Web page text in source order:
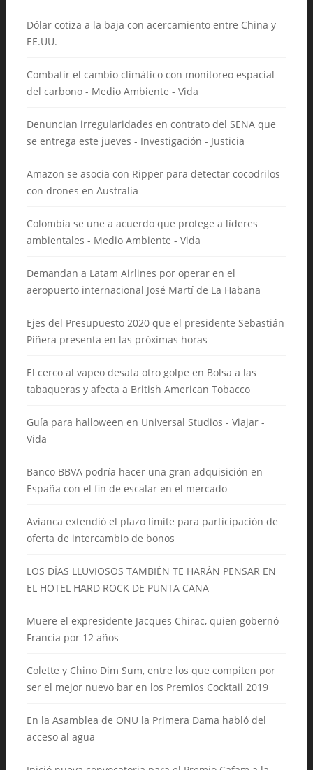
Dólar cotiza a la baja con acercamiento entre China y
EE.UU.
Combatir el cambio climático con monitoreo espacial
del carbono - Medio Ambiente - Vida
Denuncian irregularidades en contrato del SENA que
se entrega este jueves - Investigación - Justicia
Amazon se asocia con Ripper para detectar cocodrilos
con drones en Australia
Colombia se une a acuerdo que protege a líderes
ambientales - Medio Ambiente - Vida
Demandan a Latam Airlines por operar en el
aeropuerto internacional José Martí de La Habana
Ejes del Presupuesto 2020 que el presidente Sebastián
Piñera presenta en las próximas horas
El cerco al vapeo desata otro golpe en Bolsa a las
tabaqueras y afecta a British American Tobacco
Guía para halloween en Universal Studios - Viajar -
Vida
Banco BBVA podría hacer una gran adquisición en
España con el fin de escalar en el mercado
Avianca extendió el plazo límite para participación de
oferta de intercambio de bonos
LOS DÍAS LLUVIOSOS TAMBIÉN TE HARÁN PENSAR EN
EL HOTEL HARD ROCK DE PUNTA CANA
Muere el expresidente Jacques Chirac, quien gobernó
Francia por 12 años
Colette y Chino Dim Sum, entre los que compiten por
ser el mejor nuevo bar en los Premios Cocktail 2019
En la Asamblea de ONU la Primera Dama habló del
acceso al agua